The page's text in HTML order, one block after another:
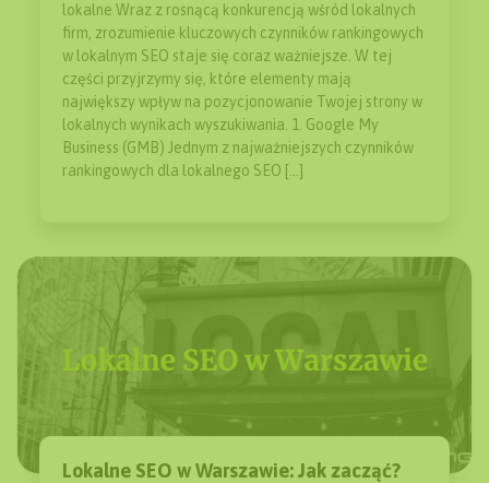
lokalne Wraz z rosnącą konkurencją wśród lokalnych
firm, zrozumienie kluczowych czynników rankingowych
w lokalnym SEO staje się coraz ważniejsze. W tej
części przyjrzymy się, które elementy mają
największy wpływ na pozycjonowanie Twojej strony w
lokalnych wynikach wyszukiwania. 1. Google My
Business (GMB) Jednym z najważniejszych czynników
rankingowych dla lokalnego SEO […]
Lokalne SEO w Warszawie: Jak zacząć?